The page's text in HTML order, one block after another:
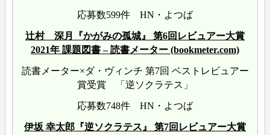
応募数599件 HN・よつば
辻村 深月『かがみの孤城』 第6回レビュアー大賞
2021年 課題図書 – 読書メーター (bookmeter.com)
読書メーター×ダ・ヴィンチ 第7回 ベストレビュアー
賞受賞 「逆ソクラテス」
応募数748件 HN・よつば
伊坂 幸太郎『逆ソクラテス』 第7回レビュアー大賞